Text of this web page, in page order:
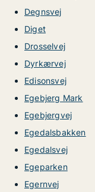
Degnsvej
Diget
Drosselvej
Dyrkærvej
Edisonsvej
Egebjerg Mark
Egebjergvej
Egedalsbakken
Egedalsvej
Egeparken
Egernvej